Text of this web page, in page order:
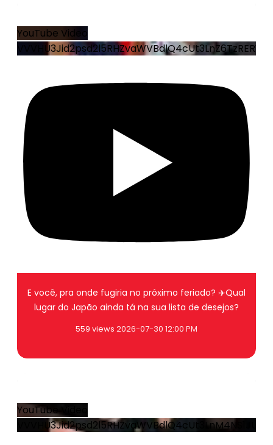
YouTube Video
E você, pra onde fugiria no próximo feriado? ✈️Qual
lugar do Japão ainda tá na sua lista de desejos?
559 views 2026-07-30 12:00 PM
YouTube Video